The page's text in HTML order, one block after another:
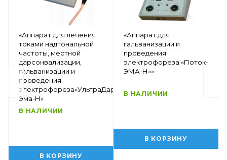
«Аппарат для лечения
токами надтональной
частоты, местной
дарсонвализации,
гальванизации и
проведения
электрофореза»УльтраДар-
Эма-Н»
В НАЛИЧИИ
В КОРЗИНУ
«Аппарат для
гальванизации и
проведения
электрофореза «Поток-
ЭМА-Н»»
В НАЛИЧИИ
В КОРЗИНУ